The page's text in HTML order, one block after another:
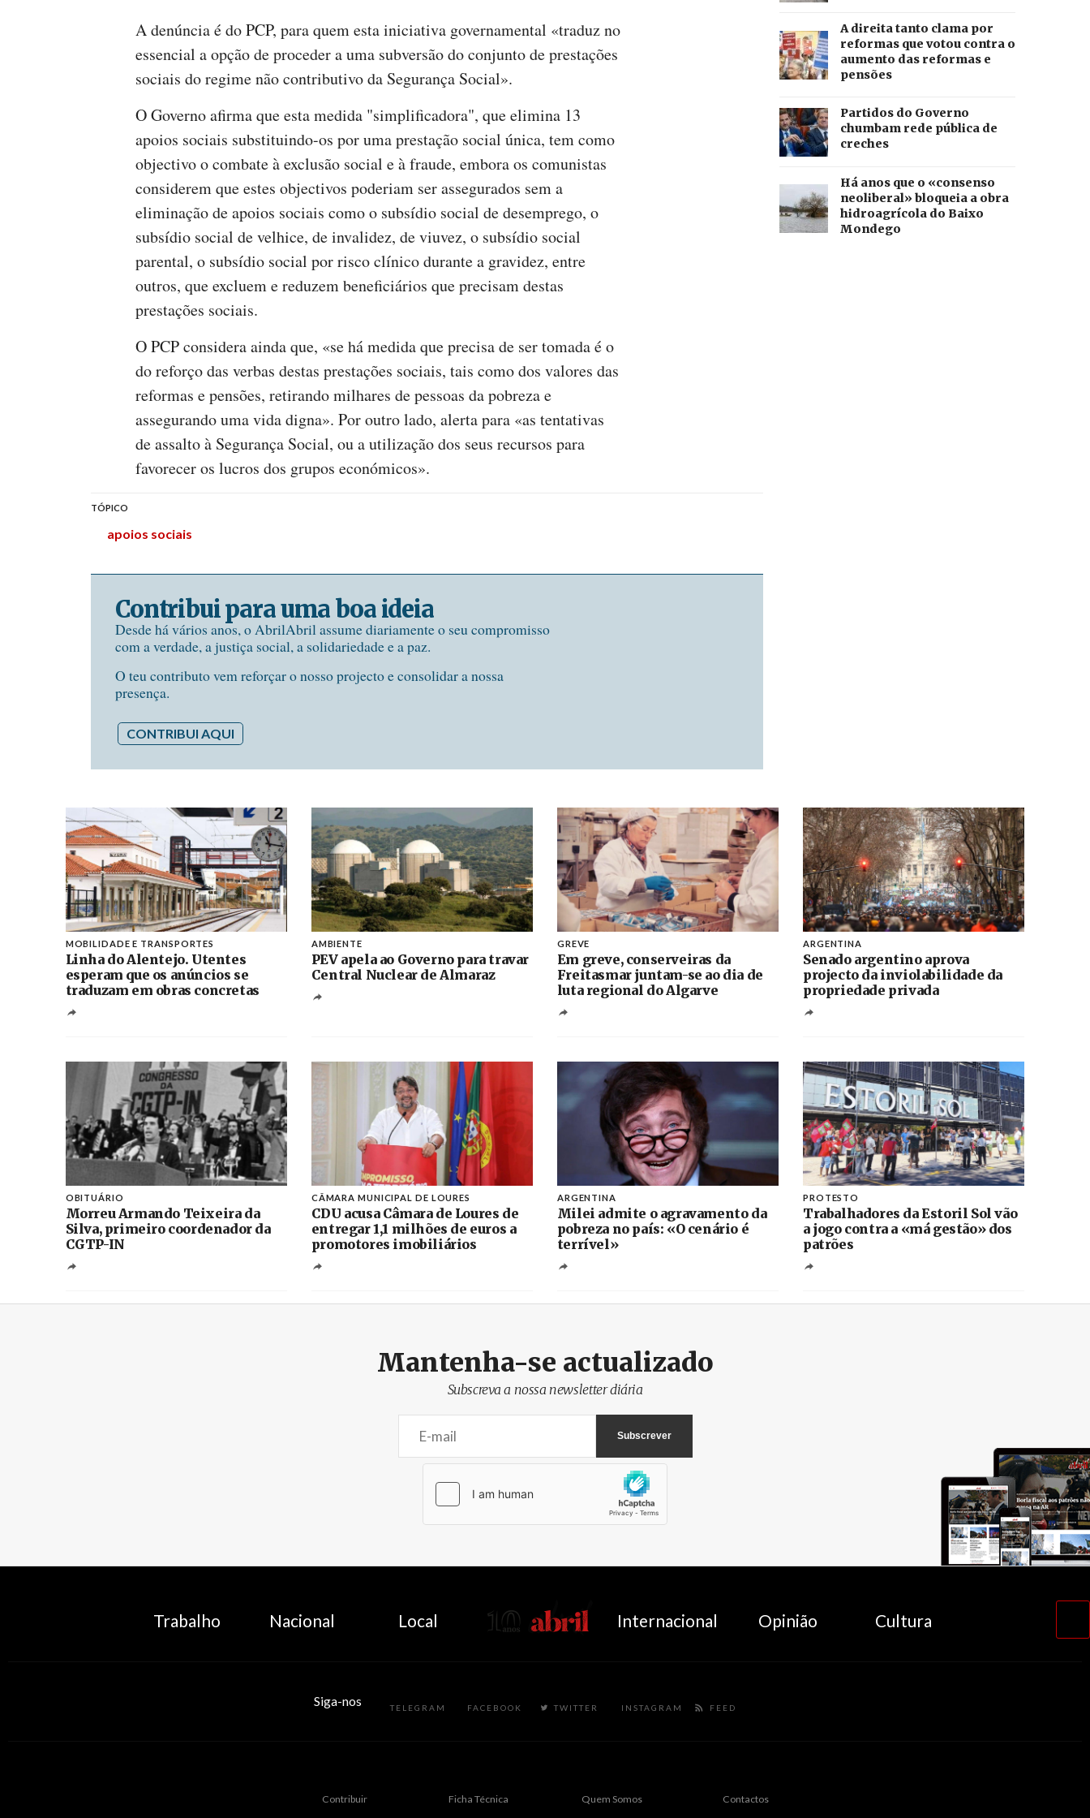
A denúncia é do PCP, para quem esta iniciativa governamental «traduz no
essencial a opção de proceder a uma subversão do conjunto de prestações
sociais do regime não contributivo da Segurança Social».
O Governo afirma que esta medida "simplificadora", que elimina 13
apoios sociais substituindo-os por uma prestação social única, tem como
objectivo o combate à exclusão social e à fraude, embora os comunistas
considerem que estes objectivos poderiam ser assegurados sem a
eliminação de apoios sociais como o subsídio social de desemprego, o
subsídio social de velhice, de invalidez, de viuvez, o subsídio social
parental, o subsídio social por risco clínico durante a gravidez, entre
outros, que excluem e reduzem beneficiários que precisam destas
prestações sociais.
O PCP considera ainda que, «se há medida que precisa de ser tomada é o
do reforço das verbas destas prestações sociais, tais como dos valores das
reformas e pensões, retirando milhares de pessoas da pobreza e
assegurando uma vida digna». Por outro lado, alerta para «as tentativas
de assalto à Segurança Social, ou a utilização dos seus recursos para
favorecer os lucros dos grupos económicos».
TÓPICO
apoios sociais
Contribui para uma boa ideia
Desde há vários anos, o AbrilAbril assume diariamente o seu compromisso
com a verdade, a justiça social, a solidariedade e a paz.
O teu contributo vem reforçar o nosso projecto e consolidar a nossa
presença.
CONTRIBUI AQUI
A direita tanto clama por
reformas que votou contra o
aumento das reformas e
pensões
Partidos do Governo
chumbam rede pública de
creches
Há anos que o «consenso
neoliberal» bloqueia a obra
hidroagrícola do Baixo
Mondego
MOBILIDADE E TRANSPORTES
Linha do Alentejo. Utentes
esperam que os anúncios se
traduzam em obras concretas
AMBIENTE
PEV apela ao Governo para travar
Central Nuclear de Almaraz
GREVE
Em greve, conserveiras da
Freitasmar juntam-se ao dia de
luta regional do Algarve
ARGENTINA
Senado argentino aprova
projecto da inviolabilidade da
propriedade privada
OBITUÁRIO
Morreu Armando Teixeira da
Silva, primeiro coordenador da
CGTP-IN
CÂMARA MUNICIPAL DE LOURES
CDU acusa Câmara de Loures de
entregar 1,1 milhões de euros a
promotores imobiliários
ARGENTINA
Milei admite o agravamento da
pobreza no país: «O cenário é
terrível»
PROTESTO
Trabalhadores da Estoril Sol vão
a jogo contra a «má gestão» dos
patrões
Mantenha-se actualizado
Subscreva a nossa newsletter diária
Trabalho Nacional Local AbrilAbril Internacional Opinião Cultura
Siga-nos TELEGRAM FACEBOOK TWITTER INSTAGRAM FEED
Contribuir Ficha Técnica Quem Somos Contactos